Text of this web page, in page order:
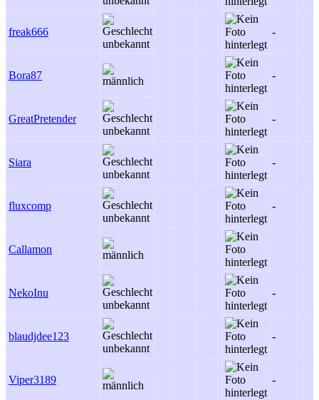
freak666 -
Bora87 -
GreatPretender -
Siara -
fluxcomp -
Callamon
NekoInu -
blaudjdee123 -
Viper3189 -